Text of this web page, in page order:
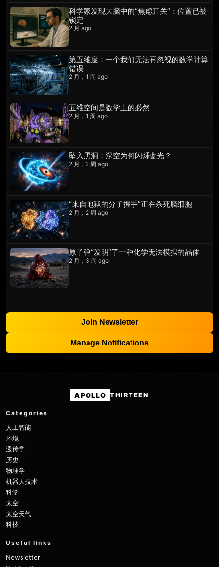
科学家发现大脑中的“焦虑开关”：位置已被
锁定
2 月 ago
第五维度：一个我们无法再忽视的数学计算
错误
2 月，1 周 ago
五维空间是数学上的必然
2 月，1 周 ago
坠入黑洞：深空为何闪烁蓝光？
2 月，2 周 ago
“来自地狱的分子握手”正在杀死脑细胞
2 月，2 周 ago
原子弹“发明”了一种化学无法模拟的晶体
2 月，3 周 ago
Join Newsletter
Manage Notifications
APOLLO THIRTEEN
Categories
人工智能
环境
遗传学
历史
物理学
机器人技术
科学
太空
太空天气
科技
Useful links
Newsletter